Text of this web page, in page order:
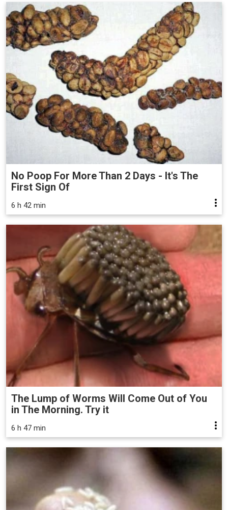
No Poop For More Than 2 Days - It's The
First Sign Of
6 h 42 min
The Lump of Worms Will Come Out of You
in The Morning. Try it
6 h 47 min